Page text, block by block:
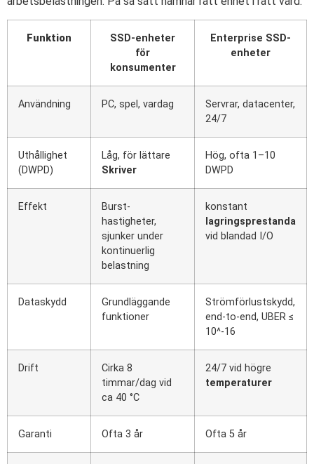
Funktion
SSD-enheter
för
konsumenter
Enterprise SSD-
enheter
Användning PC, spel, vardag
Servrar, datacenter,
24/7
Uthållighet
(DWPD)
Låg, för lättare
Skriver
Hög, ofta 1–10
DWPD
Effekt
Burst-
hastigheter,
sjunker under
kontinuerlig
belastning
konstant
lagringsprestanda
vid blandad I/O
Dataskydd
Grundläggande
funktioner
Strömförlustskydd,
end-to-end, UBER ≤
10^-16
Drift
Cirka 8
timmar/dag vid
ca 40 °C
24/7 vid högre
temperaturer
Garanti Ofta 3 år Ofta 5 år